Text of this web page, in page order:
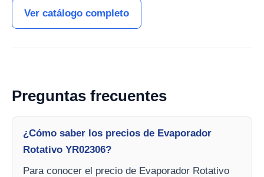
Ver catálogo completo
Preguntas frecuentes
¿Cómo saber los precios de Evaporador
Rotativo YR02306?
Para conocer el precio de Evaporador Rotativo